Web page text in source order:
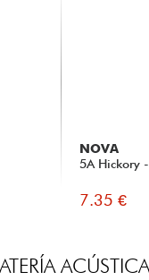
NOVA
5A Hickory
7.35 €
ACÚSTICA